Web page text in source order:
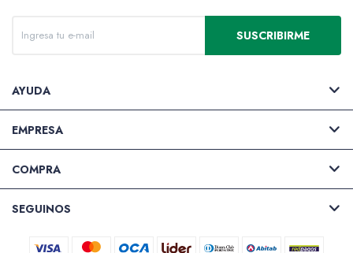
SUSCRIBIRME
AYUDA
EMPRESA
COMPRA
SEGUINOS